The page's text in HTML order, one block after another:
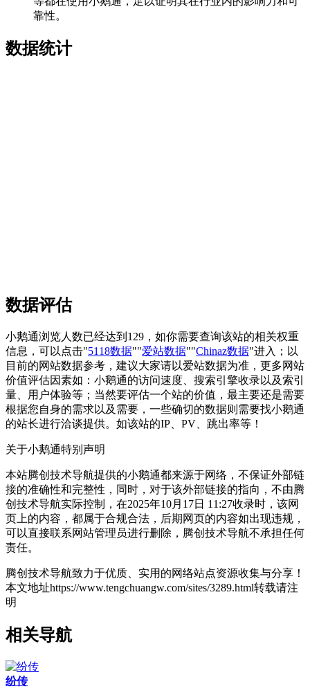
靠性。
数据统计
数据评估
小鹅通浏览人数已经达到129，如你需要查询该站的相关权重
信息，可以点击"5118数据""爱站数据""Chinaz数据"进入；以
目前的网站数据参考，建议大家请以爱站数据为准，更多网站
价值评估因素如：小鹅通的访问速度、搜索引擎收录以及索引
量、用户体验等；当然要评估一个站的价值，最主要还是需要
根据您自身的需求以及需要，一些确切的数据则需要找小鹅通
的站长进行洽谈提供。如该站的IP、PV、跳出率等！
关于小鹅通特别声明
本站腾创技术导航提供的小鹅通都来源于网络，不保证外部链
接的准确性和完整性，同时，对于该外部链接的指向，不由腾
创技术导航实际控制，在2025年10月17日 11:27收录时，该网
页上的内容，都属于合规合法，后期网页的内容如出现违规，
可以直接联系网站管理员进行删除，腾创技术导航不承担任何
责任。
腾创技术导航致力于优质、实用的网络站点资源收集与分享！
本文地址https://www.tengchuangw.com/sites/3289.html转载请注
明
相关导航
纷传